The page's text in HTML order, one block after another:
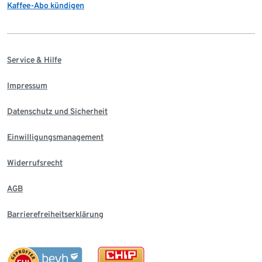
Kaffee-Abo kündigen
Service & Hilfe
Impressum
Datenschutz und Sicherheit
Einwilligungsmanagement
Widerrufsrecht
AGB
Barrierefreiheitserklärung